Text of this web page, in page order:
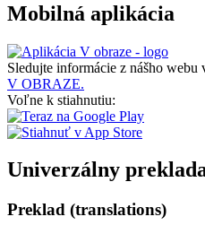
Mobilná aplikácia
Sledujte informácie z nášho webu
V OBRAZE.
Voľne k stiahnutiu:
Univerzálny
Preklad (translations)